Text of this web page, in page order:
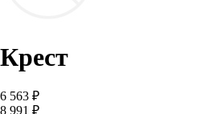
Крест
6 563 ₽
8 991 ₽